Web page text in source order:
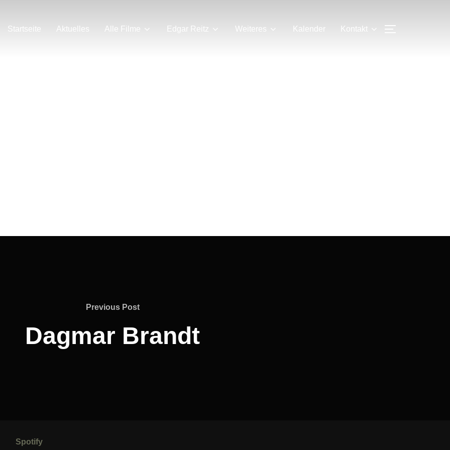
Startseite
Aktuelles Alle Filme Edgar Reitz Weiteres Kalender Kontakt
Previous
Previous Post
Dagmar Brandt
Spotify